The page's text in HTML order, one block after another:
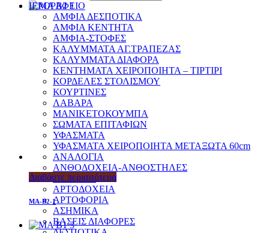
ΙΕΡΟΡΑΦΕΙΟ
ΑΜΦΙΑ ΔΕΣΠΟΤΙΚΑ
ΑΜΦΙΑ ΚΕΝΤΗΤΑ
ΑΜΦΙΑ-ΣΤΟΦΕΣ
ΚΑΛΥΜΜΑΤΑ ΑΓ.ΤΡΑΠΕΖΑΣ
ΚΑΛΥΜΜΑΤΑ ΔΙΑΦΟΡΑ
ΚΕΝΤΗΜΑΤΑ ΧΕΙΡΟΠΟΙΗΤΑ – ΤΙΡΤΙΡΙ
ΚΟΡΔΕΛΕΣ ΣΤΟΛΙΣΜΟΥ
ΚΟΥΡΤΙΝΕΣ
ΛΑΒΑΡΑ
ΜΑΝΙΚΕΤΟΚΟΥΜΠΑ
ΣΩΜΑΤΑ ΕΠΙΤΑΦΙΩΝ
ΥΦΑΣΜΑΤΑ
ΥΦΑΣΜΑΤΑ ΧΕΙΡΟΠΟΙΗΤΑ ΜΕΤΑΞΩΤΑ 60cm
ΑΝΑΛΟΓΙΑ
ΑΝΘΟΔΟΧΕΙΑ-ΑΝΘΟΣΤΗΛΕΣ
ΑΠΛΙΚΕΣ
ΑΡΤΟΔΟΧΕΙΑ
ΑΡΤΟΦΟΡΙΑ
ΑΣΗΜΙΚΑ
ΒΑΣΕΙΣ ΔΙΑΦΟΡΕΣ
Διαβάστε περισσότερα
MA-B2-1